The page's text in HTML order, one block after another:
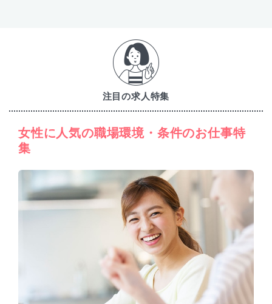
注目の求人特集
女性に人気の職場環境・条件のお仕事特
集